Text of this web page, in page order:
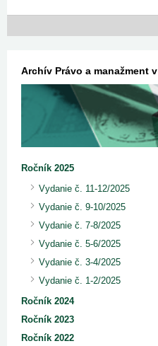
Archív Právo a manažment
Ročník 2025
Vydanie č. 11-12/2025
Vydanie č. 9-10/2025
Vydanie č. 7-8/2025
Vydanie č. 5-6/2025
Vydanie č. 3-4/2025
Vydanie č. 1-2/2025
Ročník 2024
Ročník 2023
Ročník 2022